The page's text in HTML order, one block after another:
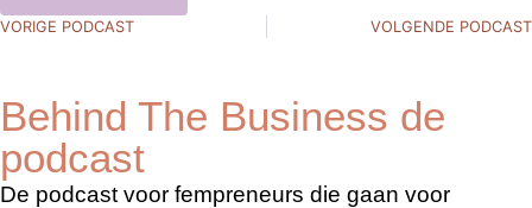
VORIGE PODCAST VOLGENDE PODCAST
Behind The Business de
podcast
De podcast voor fempreneurs die gaan voor